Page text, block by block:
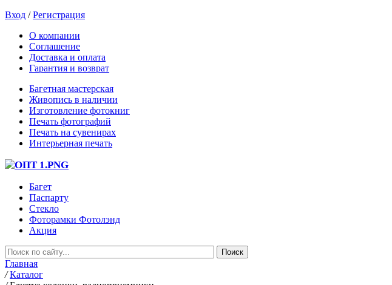
Вход /Регистрация
О компании
Соглашение
Доставка и оплата
Гарантия и возврат
Багетная мастерская
Живопись в наличии
Изготовление фотокниг
Печать фотографий
Печать на сувенирах
Интерьерная печать
Багет
Паспарту
Стекло
Фоторамки Фотолэнд
Акция
Главная
/ Каталог